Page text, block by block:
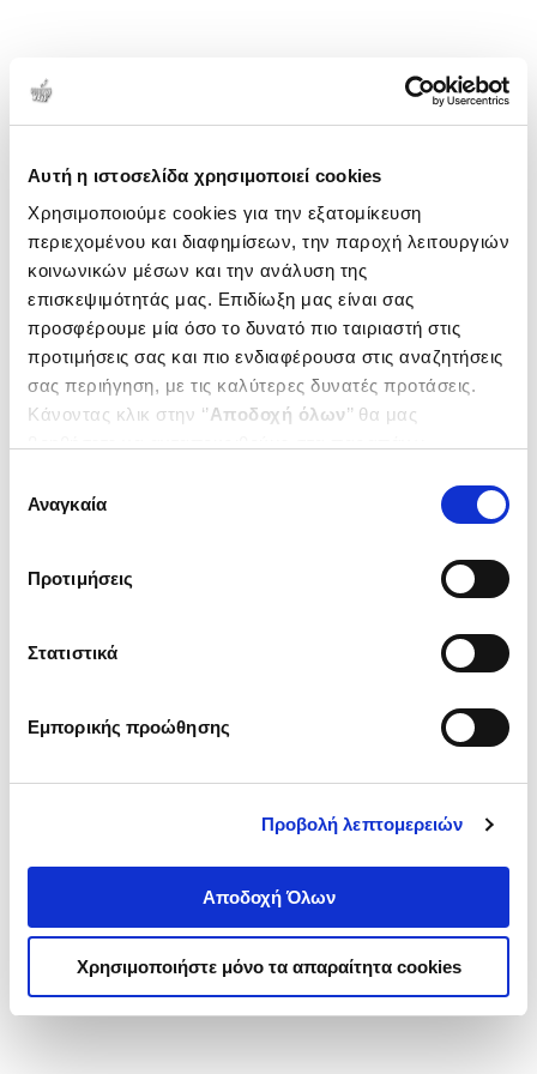
Αυτή η ιστοσελίδα χρησιμοποιεί cookies
Χρησιμοποιούμε cookies για την εξατομίκευση
περιεχομένου και διαφημίσεων, την παροχή λειτουργιών
κοινωνικών μέσων και την ανάλυση της
επισκεψιμότητάς μας. Επιδίωξη μας είναι σας
προσφέρουμε μία όσο το δυνατό πιο ταιριαστή στις
προτιμήσεις σας και πιο ενδιαφέρουσα στις αναζητήσεις
σας περιήγηση, με τις καλύτερες δυνατές προτάσεις.
Κάνοντας κλικ στην ‘’Αποδοχή όλων’’ θα μας
ενδιαφέρουν και να επιλέξετε από τα παρακάτω με την
΄΄και να ενημερωθείτε σχετικά με
συγκατάθεσης
Αναγκαία
Προτιμήσεις
Στατιστικά
Εμπορικής προώθησης
Προβολή λεπτομερειών
Αποδοχή Όλων
Χρησιμοποιήστε μόνο τα απαραίτητα cookies